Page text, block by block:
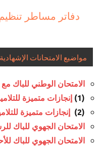
دفاتر مساطر
مواضيع الامتحانات الإشهادية
الامتحان الوطني للباك
(1)
إنجازات متميزة
(2)
إنجازات متميزة
الامتحان الجهوي للباك
الامتحان الجهوي للباك